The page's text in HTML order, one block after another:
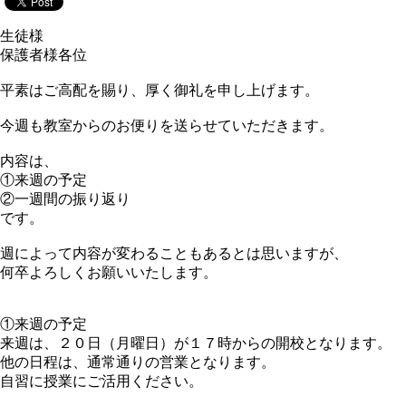
生徒様
保護者様各位
平素はご高配を賜り、厚く御礼を申し上げます。
今週も教室からのお便りを送らせていただきます。
内容は、
①来週の予定
②一週間の振り返り
です。
週によって内容が変わることもあるとは思いますが、
何卒よろしくお願いいたします。
①来週の予定
来週は、２０日（月曜日）が１７時からの開校となります。
他の日程は、通常通りの営業となります。
自習に授業にご活用ください。